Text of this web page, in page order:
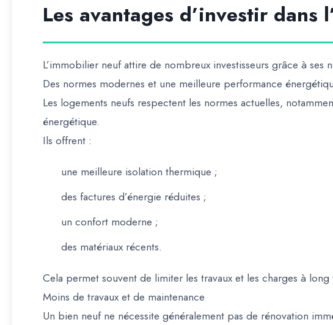
Les avantages d’investir dans
L’immobilier neuf attire de nombreux investisseurs grâce à ses
Des normes modernes et une meilleure performance
Les logements neufs respectent les normes actuelles,
énergétique.
Ils offrent :
une meilleure isolation thermique ;
des factures d’énergie réduites ;
un confort moderne ;
des matériaux récents.
Cela permet souvent de limiter les travaux et les charges à long
Moins de travaux et de maintenance
Un bien neuf ne nécessite généralement pas de rénovation